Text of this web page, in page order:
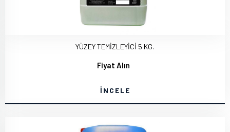
YÜZEY TEMİZLEYİCİ 5 KG.
Fiyat Alın
İNCELE